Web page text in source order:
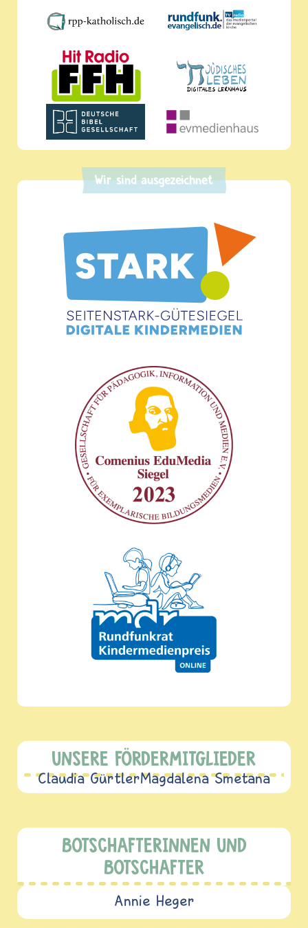
Wir sind ausgezeichnet
UNSERE FÖRDERMITGLIEDER
Claudia GürtlerMagdalena Smetana
BOTSCHAFTERINNEN UND
BOTSCHAFTER
Annie Heger